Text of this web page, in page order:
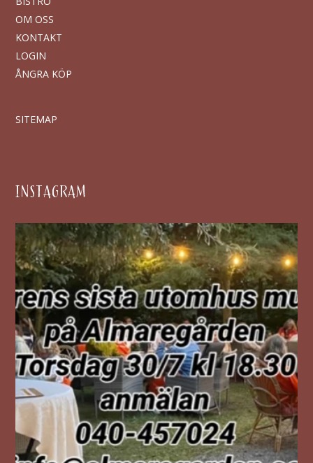
OM OSS
KONTAKT
LOGIN
ÅNGRA KÖP
SITEMAP
INSTAGRAM